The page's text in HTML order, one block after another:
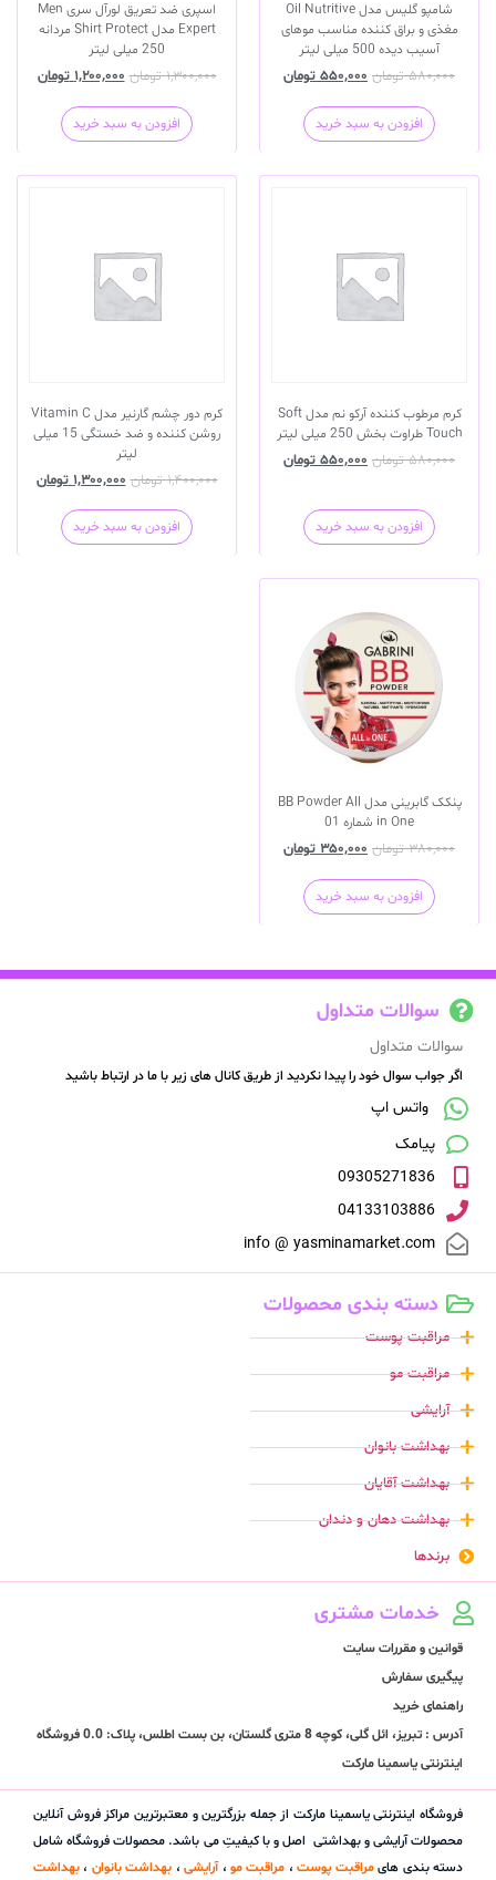
شامپو گلیس مدل Oil Nutritive
مغذی و براق کننده مناسب موهای
آسیب دیده 500 میلی لیتر
۵۸۰,۰۰۰ تومان ۵۵۰,۰۰۰ تومان
افزودن به سبد خرید
اسپری ضد تعریق لورآل سری Men
Expert مدل Shirt Protect مردانه
250 میلی لیتر
۱,۳۰۰,۰۰۰ تومان ۱,۲۰۰,۰۰۰ تومان
افزودن به سبد خرید
کرم مرطوب کننده آرکو نم مدل Soft
Touch طراوت بخش 250 میلی لیتر
۵۸۰,۰۰۰ تومان ۵۵۰,۰۰۰ تومان
افزودن به سبد خرید
کرم دور چشم گارنیر مدل Vitamin C
روشن کننده و ضد خستگی 15 میلی
لیتر
۱,۴۰۰,۰۰۰ تومان ۱,۳۰۰,۰۰۰ تومان
افزودن به سبد خرید
پنکک گابرینی مدل BB Powder All
in One شماره 01
۳۸۰,۰۰۰ تومان ۳۵۰,۰۰۰ تومان
افزودن به سبد خرید
سوالات متداول
سوالات متداول
اگر جواب سوال خود را پیدا نکردید از طریق کانال های زیر با ما در ارتباط باشید
واتس اپ
پیامک
09305271836
04133103886
info @ yasminamarket.com
دسته بندی محصولات
مراقبت پوست
مراقبت مو
آرایشی
بهداشت بانوان
بهداشت آقایان
بهداشت دهان و دندان
برندها
خدمات مشتری
قوانین و مقررات سایت
پیگیری سفارش
راهنمای خرید
آدرس : تبریز، ائل گلی، کوچه 8 متری گلستان، بن بست اطلس، پلاک: 0.0 فروشگاه
اینترنتی یاسمینا مارکت
فروشگاه اینترنتی یاسمینا مارکت از جمله بزرگترین و معتبرترین مراکز فروش آنلاین
محصولات آرایشی و بهداشتی اصل و با کیفیتِ می باشد. محصولات فروشگاه شامل
دسته بندی هایمراقبت پوست، مراقبت مو،آرایشی، بهداشت بانوان ، بهداشت